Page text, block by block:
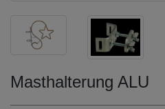
Masthalterung ALU